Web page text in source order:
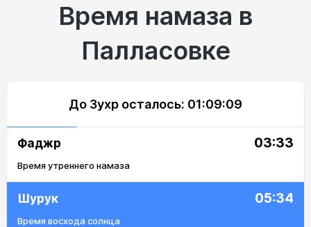
Время намаза в
Палласовке
До Зухр осталось: 01:09:09
Фаджр 03:33
Время утреннего намаза
Шурук 05:34
Время восхода солнца